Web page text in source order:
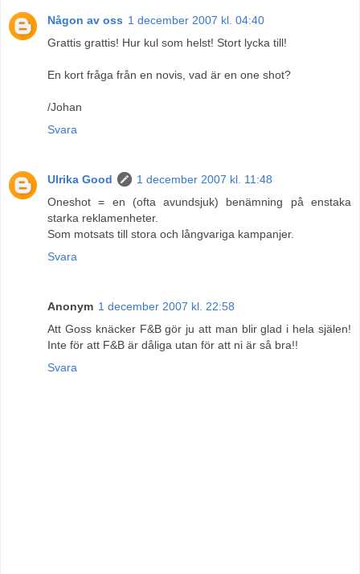
Någon av oss 1 december 2007 kl. 04:40
Grattis grattis! Hur kul som helst! Stort lycka till!
En kort fråga från en novis, vad är en one shot?
/Johan
Svara
Ulrika Good
1 december 2007 kl. 11:48
Oneshot = en (ofta avundsjuk) benämning på enstaka
starka reklamenheter.
Som motsats till stora och långvariga kampanjer.
Svara
Anonym 1 december 2007 kl. 22:58
Att Goss knäcker F&B gör ju att man blir glad i hela själen!
Inte för att F&B är dåliga utan för att ni är så bra!!
Svara